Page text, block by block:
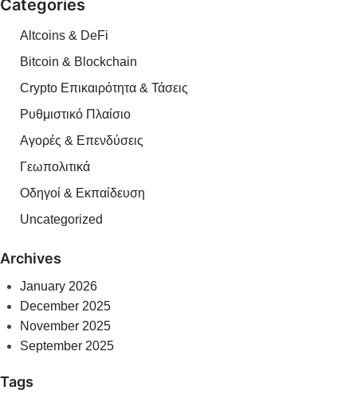
Categories
Altcoins & DeFi
Bitcoin & Blockchain
Crypto Επικαιρότητα & Τάσεις
Ρυθμιστικό Πλαίσιο
Αγορές & Επενδύσεις
Γεωπολιτικά
Οδηγοί & Εκπαίδευση
Uncategorized
Archives
January 2026
December 2025
November 2025
September 2025
Tags